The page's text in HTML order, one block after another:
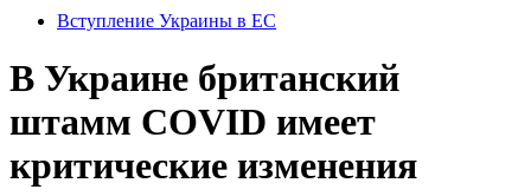
Вступление Украины в ЕС
В Украине британский
штамм COVID имеет
критические изменения